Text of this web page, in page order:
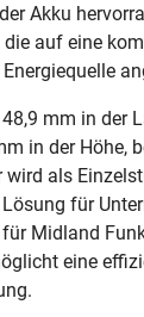
Akku
die auf eine
mm in der
in der Höhe,
wird als
für
Midland
eine